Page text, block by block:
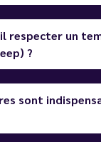
respecter un
?
sont